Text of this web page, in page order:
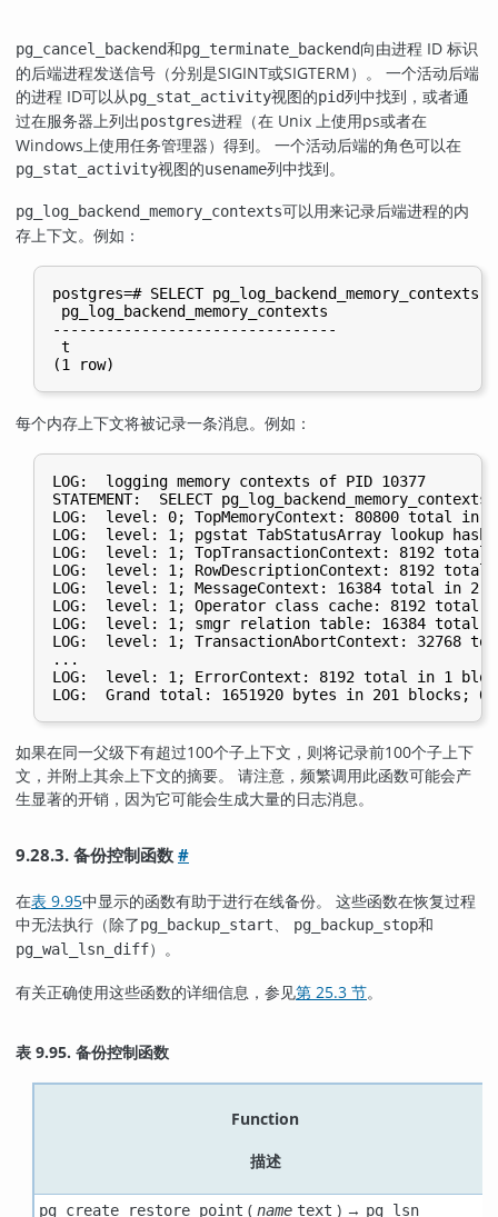
pg_cancel_backend和pg_terminate_backend向由进程 ID 标识
的后端进程发送信号（分别是SIGINT或SIGTERM）。 一个活动后端
的进程 ID可以从pg_stat_activity视图的pid列中找到，或者通
过在服务器上列出postgres进程（在 Unix 上使用ps或者在
Windows 上使用任务管理器）得到。 一个活动后端的角色可以在
pg_stat_activity视图的usename列中找到。
pg_log_backend_memory_contexts可以用来记录后端进程的内
存上下文。例如：
postgres=# SELECT
pg_log_backend_memory_contexts
--------------------------------
t
每个内存上下文将被记录一条消息。例如：
LOG:  logging memory contexts of PID 10377
STATEMENT:  SELECT
LOG:  level: 0; TopMemoryContext: 80800 total in
LOG:  level: 1; pgstat TabStatusArray lookup
LOG:  level: 1; TopTransactionContext: 8192
LOG:  level: 1; RowDescriptionContext: 8192
LOG:  level: 1; MessageContext: 16384 total in 2
LOG:  level: 1; Operator class cache: 8192 total
LOG:  level: 1; smgr relation table: 16384 total
LOG:  level: 1; TransactionAbortContext: 32768
...
LOG:  level: 1; ErrorContext: 8192 total in 1
如果在同一父级下有超过100个子上下文，则将记录前100个子上下
文，并附上其余上下文的摘要。 请注意，频繁调用此函数可能会产
生显著的开销，因为它可能会生成大量的日志消息。
9.28.3. 备份控制函数#
在表 9.95中显示的函数有助于进行在线备份。 这些函数在恢复过程
中无法执行（除了pg_backup_start、 pg_backup_stop和
pg_wal_lsn_diff）。
有关正确使用这些函数的详细信息，参见第 25.3 节。
表 9.95. 备份控制函数
Function
描述
pg_create_restore_point ( name text ) → pg_lsn